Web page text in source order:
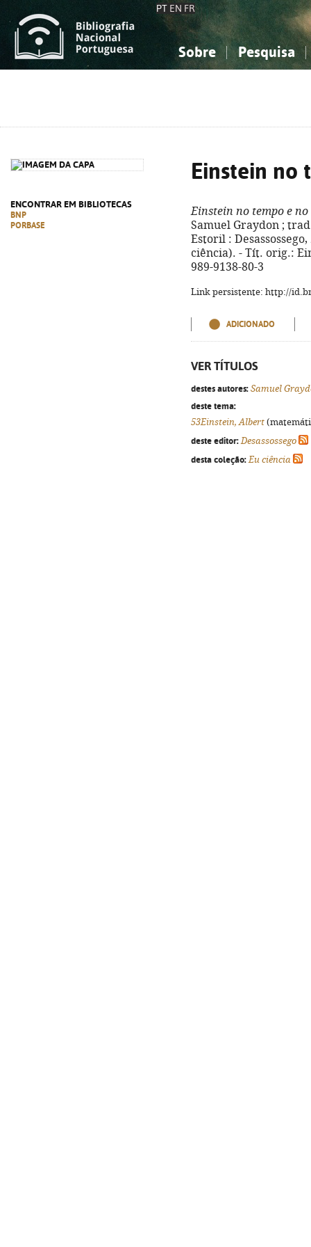
PT EN FR
Sobre Pesquisa
ENCONTRAR EM BIBLIOTECAS
BNP
PORBASE
Einstein no
Einstein no tempo e no
Samuel Graydon ;
Estoril :
ciência). - Tít. orig.:
989-9138-80-3
Link persistente: http://
ADICIONADO
VER TÍTULOS
destes autores: Samuel
deste tema:
53Einstein, Albert
deste editor: Desassossego
desta coleção: Eu ciência